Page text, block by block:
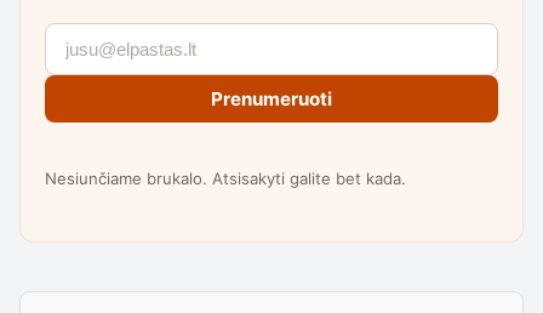
Prenumeruoti
Nesiunčiame brukalo. Atsisakyti galite bet kada.